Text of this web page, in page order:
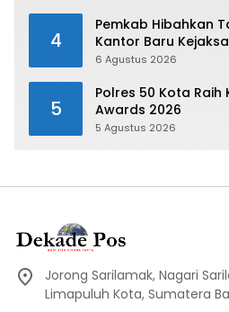
4
Pemkab Hibahkan
Kantor Baru
Kota
6 Agustus 2026
5
Polres 50 Kota Raih
Awards 2026
5 Agustus 2026
Jorong Sarilamak, Nagari
Limapuluh Kota, Sumatera